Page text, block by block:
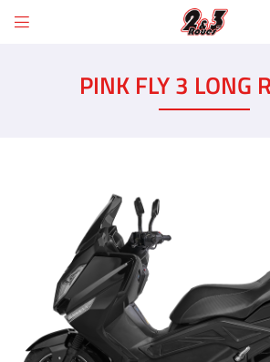

01 30 43 50 12
Adresse email de réception
En cochant cette case, vous consentez à recevoir nos
l'adresse email indiqué ci-dessus. Vous pouvez vous
utilisant le formulaire de désinscription.
PINK FLY 3 LONG